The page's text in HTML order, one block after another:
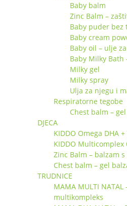
Baby balm
Zinc Balm –
Baby puder bez
Baby cream
Baby oil – ulje
Baby Milky Bath
Milky gel
Milky spray
Ulja za njegu i
Respiratorne tegobe
Chest balm –
DJECA
KIDDO Omega DHA
KIDDO Multicomplex
Zinc Balm – balzam
Chest balm – gel
TRUDNICE
MAMA MULTI
multikompleks